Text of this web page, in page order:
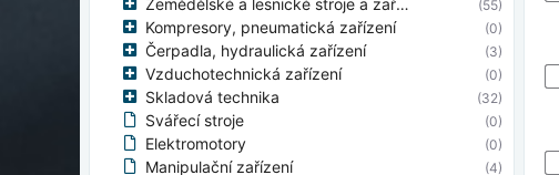
Zemědělské a lesnické stroje a zařízení (55)
Kompresory, pneumatická zařízení (0)
Čerpadla, hydraulická zařízení (3)
Vzduchotechnická zařízení (0)
Skladová technika (32)
Svářecí stroje (0)
Elektromotory (0)
Manipulační zařízení (4)